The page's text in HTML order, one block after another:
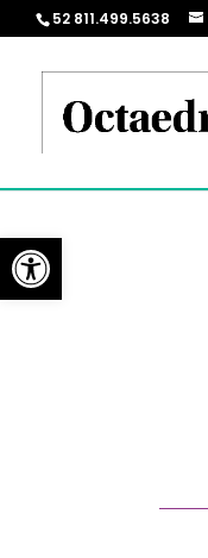
Abrir barra de herramientas
52 811.499.5638